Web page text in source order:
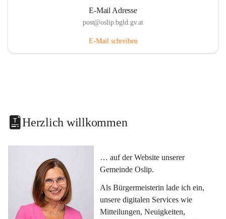
E-Mail Adresse
post@oslip.bgld.gv.at
E-Mail schreiben
Herzlich willkommen
… auf der Website unserer
Gemeinde Oslip.
Als Bürgermeisterin lade ich ein,
unsere digitalen Services wie
Mitteilungen, Neuigkeiten,